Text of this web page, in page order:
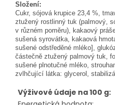
Složení:
Cukr, sójová krupice 23,4 %,
ztužený rostlinný tuk (palmový,
v různém poměru), kakaový
sušená syrovátka, kakaová
sušené odstředěné mléko],
částečně ztužený palmový tuk,
sušené plnotučné mléko,
zvlhčující látka: glycerol,
Výživové údaje na 100 g: